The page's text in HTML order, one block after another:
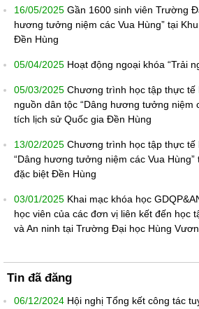
16/05/2025 Gần 1600 sinh viên Trường
hương tưởng niệm các Vua Hùng” tại
Đền Hùng
05/04/2025 Hoạt động ngoại khóa “Trải
05/03/2025 Chương trình học tập thực tế
nguồn dân tộc “Dâng hương tưởng niệm
tích lịch sử Quốc gia Đền Hùng
13/02/2025 Chương trình học tập thực tế
“Dâng hương tưởng niệm các Vua
đặc biệt Đền Hùng
03/01/2025 Khai mạc khóa học
học viên của các đơn vị liên kết đến học
và An ninh tại Trường Đại học Hùng
Tin đã đăng
06/12/2024 Hội nghị Tổng kết công tác